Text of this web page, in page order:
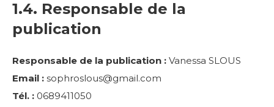
1.4. Responsable de la
publication
Responsable de la publication : Vanessa SLOUS
Email : sophroslous@gmail.com
Tél. : 0689411050